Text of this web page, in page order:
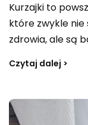
Kurzajki to
które zwykle nie
zdrowia, ale są
aptekach,
przedstawiamy
sposobów na
Czytaj dalej >